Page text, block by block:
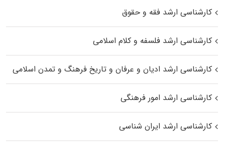
کارشناسی ارشد فقه و حقوق
کارشناسی ارشد فلسفه و کلام اسلامی
کارشناسی ارشد ادیان و عرفان و تاریخ فرهنگ و تمدن اسلامی
کارشناسی ارشد امور فرهنگی
کارشناسی ارشد ایران شناسی